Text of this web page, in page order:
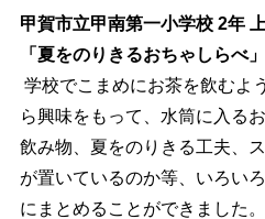
甲賀市立甲南第一小学校 2年
「夏をのりきるおちゃしらべ」
学校でこまめにお茶を飲むよ
ら興味をもって、水筒に入る
飲み物、夏をのりきる工夫、
が置いているのか等、いろい
にまとめることができました。